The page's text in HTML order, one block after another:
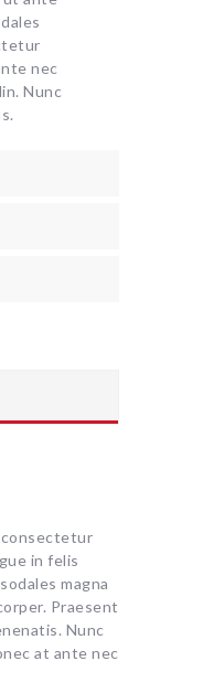
nec
Nunc
consectetur
in felis
magna
Praesent
Nunc
at ante nec